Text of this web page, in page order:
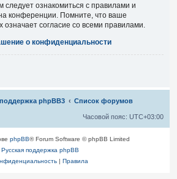
следует ознакомиться с правилами и
конференции. Помните, что ваше
означает согласие со всеми правилами.
о конфиденциальности
phpBB3 Список форумов
Часовой пояс: UTC+03:00
phpBB® Forum Software © phpBB Limited
Русская поддержка phpBB
| Правила